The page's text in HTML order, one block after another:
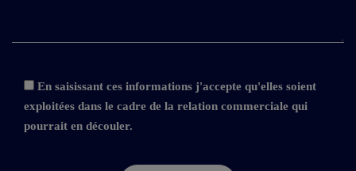
En saisissant ces informations j'accepte qu'elles soient
exploitées dans le cadre de la relation commerciale qui
pourrait en découler.